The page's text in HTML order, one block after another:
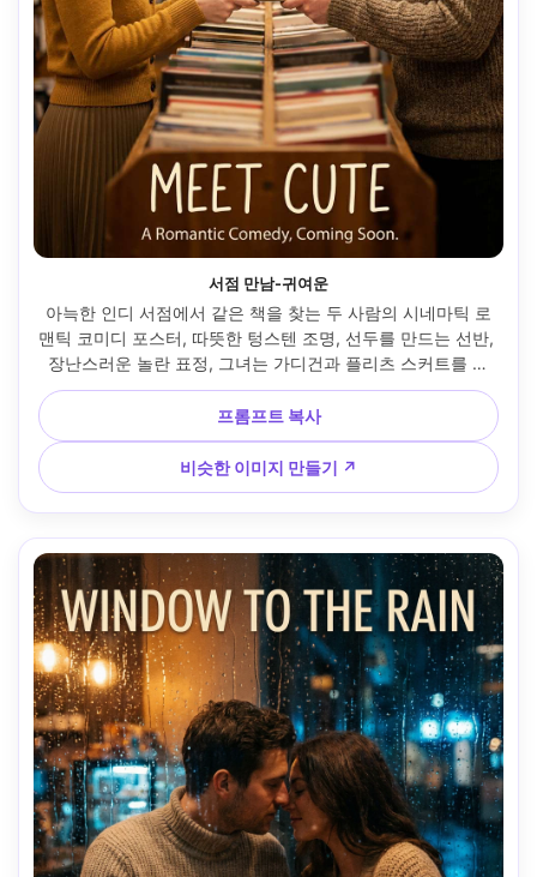
서점 만남-귀여운
아늑한 인디 서점에서 같은 책을 찾는 두 사람의 시네마틱 로
맨틱 코미디 포스터, 따뜻한 텅스텐 조명, 선두를 만드는 선반,
장난스러운 놀란 표정, 그녀는 가디건과 플리츠 스커트를 입
고, 그는 안경과 캐주얼한 니트 스웨터를 입고, 얕은 피사계 깊
이 보케, 제목과 태그라인을 위한 위쪽 공간, 35mm f/1.8로 촬
영, 사실적이고 깔끔한 포스터 레이아웃 --ar 4:5
프롬프트 복사
비슷한 이미지 만들기 ↗